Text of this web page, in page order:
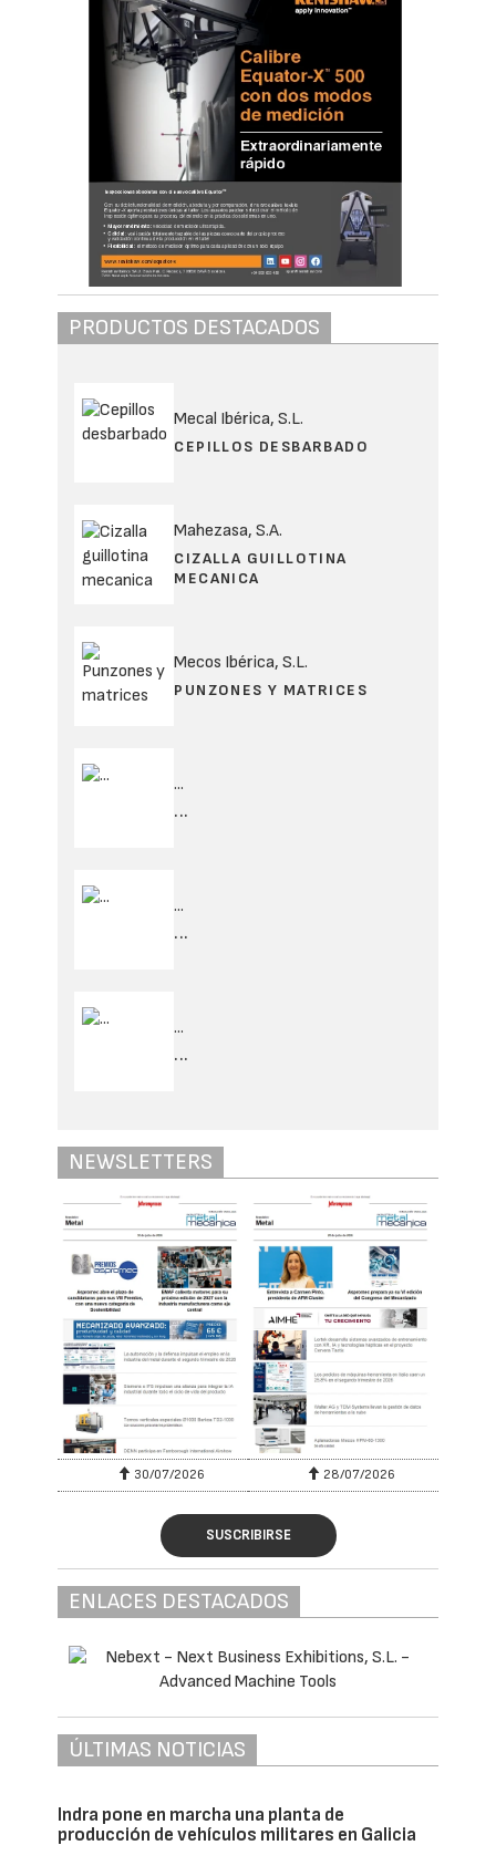
Los Consejos de Administración deSistema
Integrado de Gestión de Aceites Usados
Gestión de Envases Comerciales
e Industriales (Genci) , ambosSistemas
Colectivos de Responsabilidad Ampliada
del Productor (Scrap), han acordado renovar
la presidencia de ambas entidades. El pasado
1 de julio ésta ha pasado a ser ejercida por
TotalEnergies Marketing España, S.A.U., con
la representación de Gabriel López Ruiz,
director Comercial de la compañía, quien
entidad administradora de ambos Scraps.
Gabriel López es Ingeniero Técnico Industrial
por la Universidad Pontificia de Comillas
(Icai) y ha desarrollado su carrera profesional
el mercado de lubricantes a través de Fina
Ibérica. Continuó su trayectoria durante las
sucesivas adquisiciones de la compañía a lo
TotalEnergies Marketing España.
Con más de 35 años de experiencia en el
comercialización de carburantes, tarjetas,
red y filiales de distribución de combustible.
lubricantes en filiales de otros países. A su
Negocio Industrial de Lubricantes y AFS de
TotalEnergies para España y Portugal.
Asimismo, participa de forma activa en
Aselube (la Asociación Española de
Lubricantes, que agrupa al 81% del mercado
en España) donde ha ejercido el cargo de
vicepresidente de la asociación en los
últimos seis años y desde 2012 ostenta
también el cargo de consejero en Sigaus.
“Es un honor asumir la Presidencia de Sigaus
y de Genci y dar continuidad al trabajo
celebra 20 años de trayectoria, que le han
situado como uno de los Scrap más
maduros y sólidos de España y un auténtico
referente internacional en materia de
una etapa clave para consolidar su actividad
en la gestión de los residuos de envases
comerciales e industriales. Afronto esta
nueva responsabilidad con la voluntad de
sectores con la economía circular,
fortaleciendo la colaboración entre todos